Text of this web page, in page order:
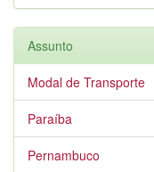
Assunto
Modal de Transporte
Paraíba
Pernambuco